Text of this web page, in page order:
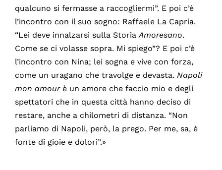
qualcuno si fermasse a raccogliermi”. E poi c’è
l’incontro con il suo sogno: Raffaele La Capria.
“Lei deve innalzarsi sulla Storia Amoresano.
Come se ci volasse sopra. Mi spiego”? E poi c’è
l’incontro con Nina; lei sogna e vive con forza,
come un uragano che travolge e devasta. Napoli
mon amourè un amore che faccio mio e degli
spettatori che in questa città hanno deciso di
restare, anche a chilometri di distanza. “Non
parliamo di Napoli, però, la prego. Per me, sa, è
fonte di gioie e dolori”.»